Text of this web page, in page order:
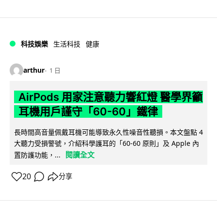
科技娛樂 生活科技 健康
arthur 1 日
AirPods 用家注意聽力響紅燈 醫學界籲
耳機用戶謹守「60-60」鐵律
長時間高音量佩戴耳機可能導致永久性噪音性聽損。本文盤點 4
大聽力受損警號，介紹科學護耳的「60-60 原則」及 Apple 內
置防護功能，...
閱讀全文
20 分享